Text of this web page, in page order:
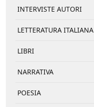
INTERVISTE AUTORI
LETTERATURA ITALIANA
LIBRI
NARRATIVA
POESIA